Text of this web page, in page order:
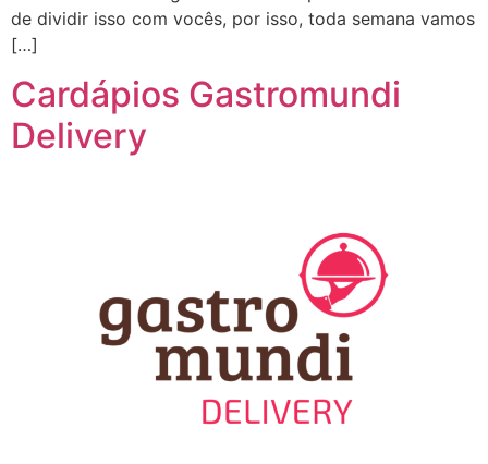
de dividir isso com vocês, por isso, toda semana vamos
[…]
Cardápios Gastromundi
Delivery